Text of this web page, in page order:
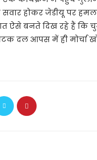
होकर जेडीयू पर
ऐसे बनते दिख रहे हैं कि
दल आपस में ही मोर्चा